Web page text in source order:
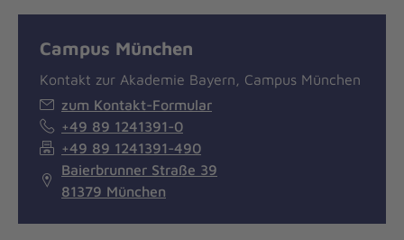
Campus München
Kontakt zur Akademie Bayern, Campus München
zum Kontakt-Formular
+49 89 1241391-0
+49 89 1241391-490
Baierbrunner Straße 39
81379 München